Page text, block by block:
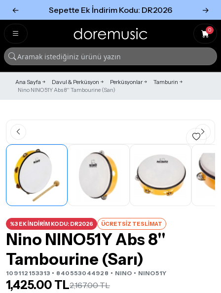
← Sepette Ek İndirim Kodu: DR2026 →
0
Ana Sayfa Davul & Perküsyon Perküsyonlar
Tamburin
Nino NINO51Y Abs 8'' Tambourine (Sarı)
%3 EK İNDİRİM KODU: DR2026 ÜCRETSİZ TESLİMAT
Nino NINO51Y Abs 8''
Tambourine (Sarı)
109112153313 • 840553044928 • NINO • NINO51Y
1,425.00 TL2,167.00 TL
Tümünü Gör
Tümünü gör